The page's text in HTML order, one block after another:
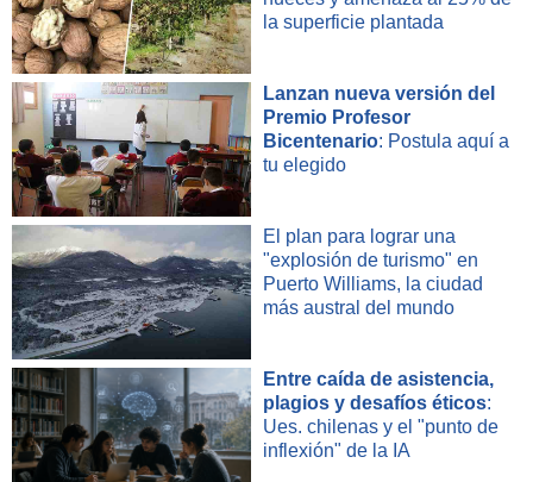
la superficie plantada
Lanzan nueva versión del
Premio Profesor
Bicentenario: Postula aquí a
tu elegido
El plan para lograr una
"explosión de turismo" en
Puerto Williams, la ciudad
más austral del mundo
Entre caída de asistencia,
plagios y desafíos éticos:
Ues. chilenas y el "punto de
inflexión" de la IA